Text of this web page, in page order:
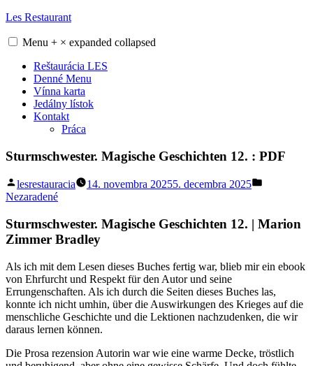
Skip
content
Les Restaurant
Menu + × expanded collapsed
Reštaurácia LES
Denné Menu
Vínna karta
Jedálny lístok
Kontakt
Práca
Sturmschwester. Magische Geschichten 12. : PDF
Posted
by
lesrestauracia 14. novembra 20255. decembra 2025
Nezaradené
Sturmschwester. Magische Geschichten 12. | Marion
Zimmer Bradley
Als ich mit dem Lesen dieses Buches fertig war, blieb mir ein ebook
von Ehrfurcht und Respekt für den Autor und seine
Errungenschaften. Als ich durch die Seiten dieses Buches las,
konnte ich nicht umhin, über die Auswirkungen des Krieges auf die
menschliche Geschichte und die Lektionen nachzudenken, die wir
daraus lernen können.
Die Prosa rezension Autorin war wie eine warme Decke, tröstlich